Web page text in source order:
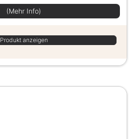
(Mehr Info)
Produkt anzeigen